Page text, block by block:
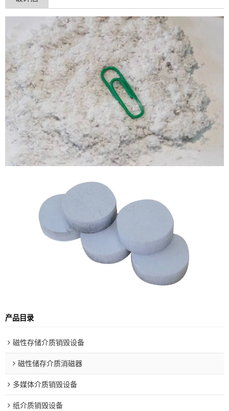
产品目录
磁性存储介质销毁设备
磁性储存介质消磁器
多媒体介质销毁设备
纸介质销毁设备